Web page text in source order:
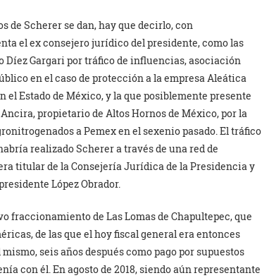
de Scherer se dan, hay que decirlo, con
el ex consejero jurídico del presidente, como las
Díez Gargari por tráfico de influencias, asociación
en el caso de protección a la empresa Aleática
Estado de México, y la que posiblemente presente
propietario de Altos Hornos de México, por la
a Pemex en el sexenio pasado. El tráfico
realizado Scherer a través de una red de
titular de la Consejería Jurídica de la Presidencia y
López Obrador.
fraccionamiento de Las Lomas de Chapultepec, que
de las que el hoy fiscal general era entonces
seis años después como pago por supuestos
con él. En agosto de 2018, siendo aún representante